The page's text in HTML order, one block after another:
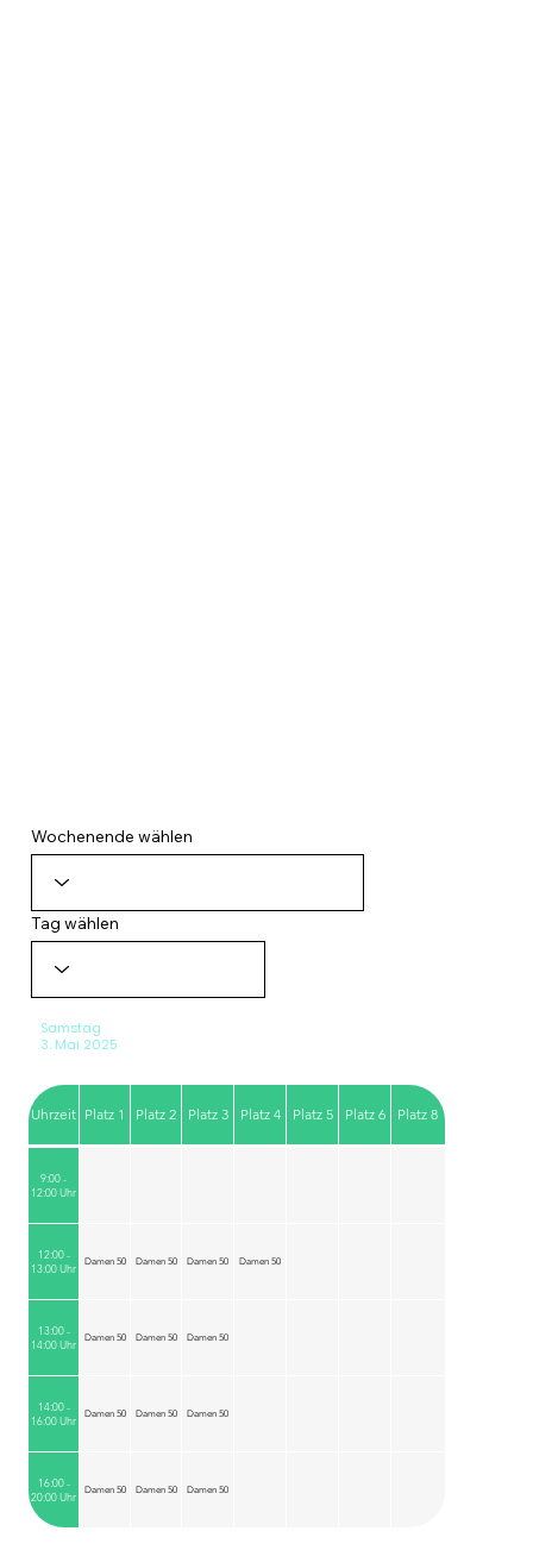
Wochenende wählen
Tag wählen
Samstag
3. Mai 2025
Uhrzeit Platz 1 Platz 2 Platz 3 Platz 4 Platz 5 Platz 6 Platz 8
9:00 -
12:00 Uhr
12:00 -
13:00 Uhr
Damen 50 Damen 50 Damen 50 Damen 50
13:00 -
14:00 Uhr
Damen 50 Damen 50 Damen 50
14:00 -
16:00 Uhr
Damen 50 Damen 50 Damen 50
16:00 -
20:00 Uhr
Damen 50 Damen 50 Damen 50